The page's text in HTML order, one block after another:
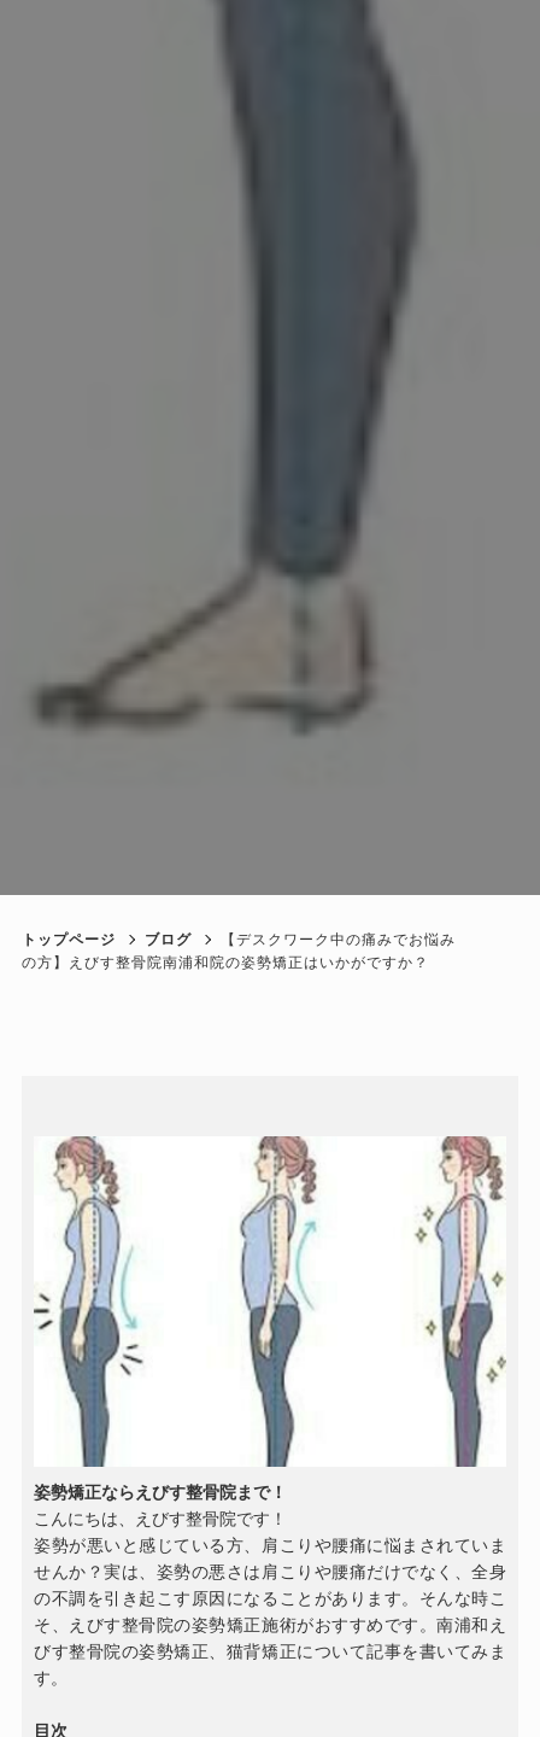
トップページ ブログ
【デスクワーク中の痛みでお悩み
の方】えびす整骨院南浦和院の姿勢矯正はいかがですか？
姿勢矯正ならえびす整骨院まで！
こんにちは、えびす整骨院です！
姿勢が悪いと感じている方、肩こりや腰痛に悩まされていま
せんか？実は、姿勢の悪さは肩こりや腰痛だけでなく、全身
の不調を引き起こす原因になることがあります。そんな時こ
そ、えびす整骨院の姿勢矯正施術がおすすめです。南浦和え
びす整骨院の姿勢矯正、猫背矯正について記事を書いてみま
す。
目次